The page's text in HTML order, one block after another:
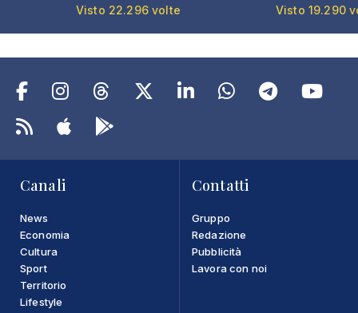
Visto 22.296 volte Visto 19.290
Canali
News
Economia
Cultura
Sport
Territorio
Lifestyle
Contatti
Gruppo
Redazione
Pubblicità
Lavora con noi